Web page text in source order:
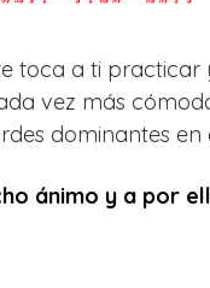
toca a ti practicar
vez más
dominantes en
ánimo y a por